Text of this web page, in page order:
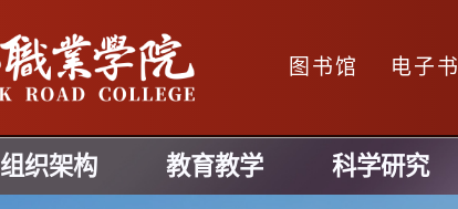
图书馆 电子书
组织架构 教育教学 科学研究